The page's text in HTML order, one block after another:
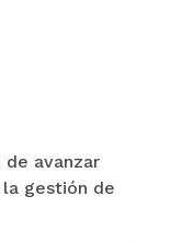
de avanzar
gestión de